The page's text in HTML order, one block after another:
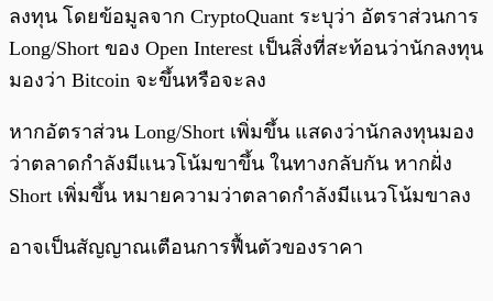
ลงทุน โดยข้อมูลจาก CryptoQuant ระบุว่า อัตราส่วนการ
Long/Short ของ Open Interest เป็นสิ่งที่สะท้อนว่านักลงทุน
มองว่า Bitcoin จะขึ้นหรือจะลง
หากอัตราส่วน Long/Short เพิ่มขึ้น แสดงว่านักลงทุนมอง
ว่าตลาดกำลังมีแนวโน้มขาขึ้น ในทางกลับกัน หากฝั่ง
Short เพิ่มขึ้น หมายความว่าตลาดกำลังมีแนวโน้มขาลง
อาจเป็นสัญญาณเตือนการฟื้นตัวของราคา